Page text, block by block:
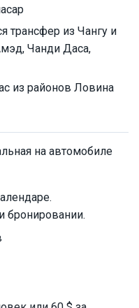
трансфер из Чангу и
Чанди Даса,
из районов Ловина
на автомобиле
бронировании.